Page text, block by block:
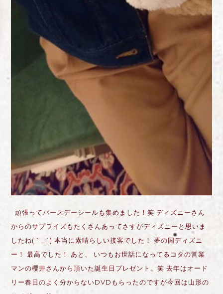
頑張ってバースデーシールも集めました！笑 ディズニーさん
からのサプライズもたくさんあってさすがディズニーと思いま
したね(｀_´) 本当に素晴らしい接客でした！夢の国ディズニ
ー！
最高でした！ あと、 いつもお世話になってるコタの営業
マンの櫻井さんから頂いた誕生日プレゼント。笑 去年はオード
リー春日のよく分からないDVDもらったのですが今回は山形の